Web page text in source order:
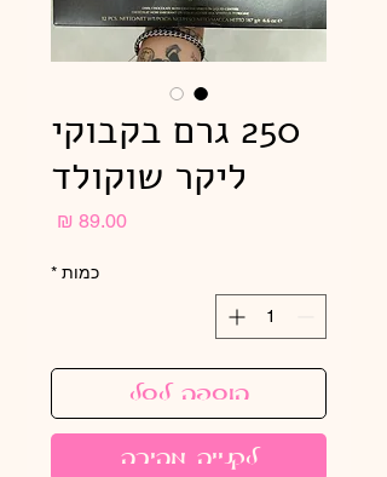
250 גרם בקבוקי
ליקר שוקולד
כמות *
הוספה לסל
לקנייה מהירה